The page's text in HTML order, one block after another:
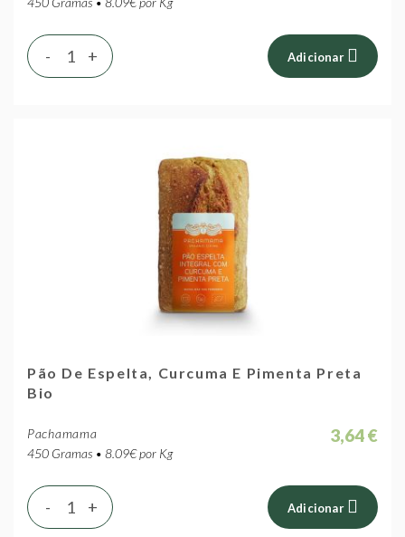
+
- Adicionar
Pão De Espelta, Curcuma E Pimenta Preta
Bio
Pachamama
450 Gramas • 8.09€ por Kg
3,64 €
+
- Adicionar